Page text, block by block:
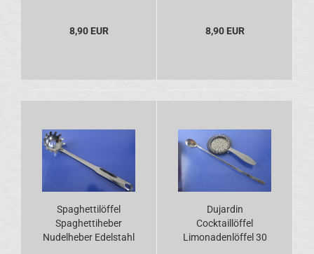
8,90 EUR 8,90 EUR
Spaghettilöffel
Spaghettiheber
Nudelheber Edelstahl
Dujardin
Cocktaillöffel
Limonadenlöffel 30